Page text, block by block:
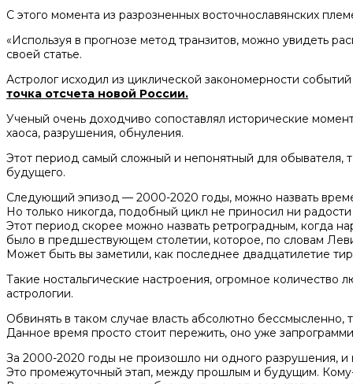
С этого момента из разрозненных восточнославянских
«Используя в прогнозе метод транзитов, можно увидеть
своей статье.
Астролог исходил из циклической закономерности
точка отсчета новой России.
Ученый очень доходчиво сопоставлял исторические
хаоса, разрушения, обнуления.
Этот период самый сложный и непонятный для обывателя,
будущего.
Следующий эпизод — 2000-2020 годы, можно назвать
Но только никогда, подобный цикл не приносил ни радости
Этот период скорее можно назвать ретроградным, когда
было в предшествующем столетии, которое, по словам
Может быть вы заметили, как последнее двадцатилетие
Такие ностальгические настроения, огромное
астрологии.
Обвинять в таком случае власть абсолютно
Данное время просто стоит пережить, оно уже
За 2000-2020 годы не произошло ни одного разрушения, и
Это промежуточный этап, между прошлым и будущим. Кому-